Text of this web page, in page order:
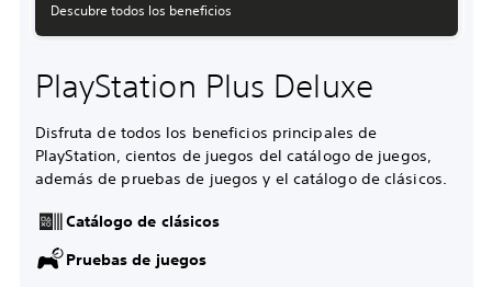
Descubre todos los beneficios
PlayStation Plus Deluxe
Disfruta de todos los beneficios principales de
PlayStation, cientos de juegos del catálogo de juegos,
además de pruebas de juegos y el catálogo de clásicos.
Catálogo de clásicos
Pruebas de juegos